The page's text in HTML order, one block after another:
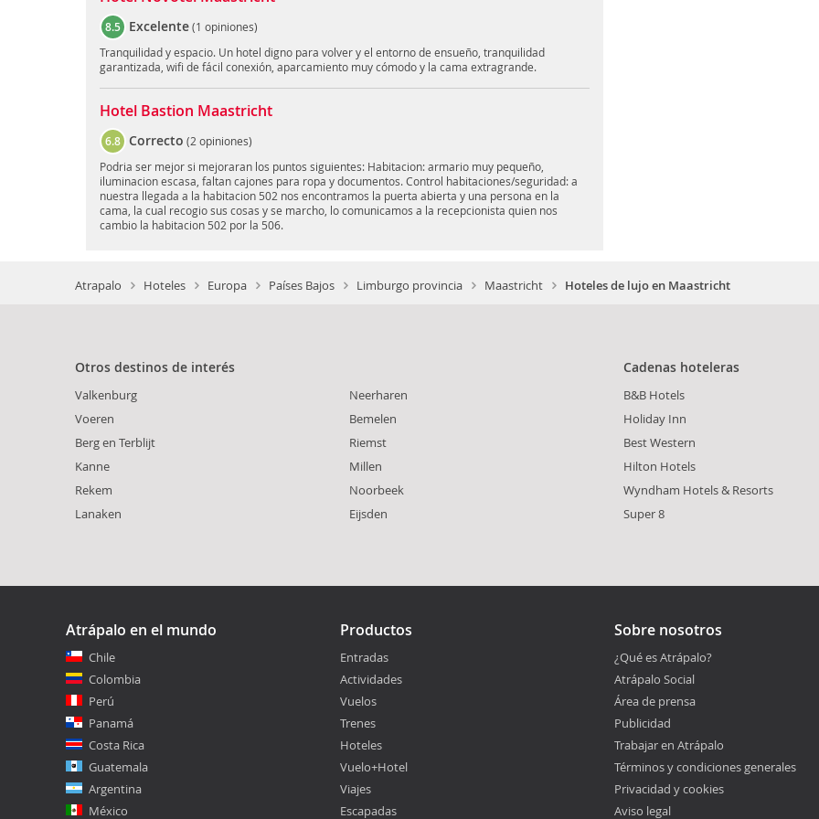
8.5 Excelente(1 opiniones)
Tranquilidad y espacio. Un hotel digno para volver y el entorno de ensueño, tranquilidad
garantizada, wifi de fácil conexión, aparcamiento muy cómodo y la cama extragrande.
Hotel Bastion Maastricht
6.8 Correcto (2 opiniones)
Podria ser mejor si mejoraran los puntos siguientes: Habitacion: armario muy pequeño,
iluminacion escasa, faltan cajones para ropa y documentos. Control habitaciones/seguridad: a
nuestra llegada a la habitacion 502 nos encontramos la puerta abierta y una persona en la
cama, la cual recogio sus cosas y se marcho, lo comunicamos a la recepcionista quien nos
cambio la habitacion 502 por la 506.
Atrapalo Hoteles Europa Países Bajos Limburgo provincia Maastricht Hoteles de lujo en Maastricht
Otros destinos de interés
Valkenburg
Voeren
Berg en Terblijt
Kanne
Rekem
Lanaken
Neerharen
Bemelen
Riemst
Millen
Noorbeek
Eijsden
Cadenas hoteleras
B&B Hotels
Holiday Inn
Best Western
Hilton Hotels
Wyndham Hotels & Resorts
Super 8
Atrápalo en el mundo
Chile
Colombia
Perú
Panamá
Costa Rica
Guatemala
Argentina
México
Productos
Entradas
Actividades
Vuelos
Trenes
Hoteles
Vuelo+Hotel
Viajes
Escapadas
Sobre nosotros
¿Qué es Atrápalo?
Atrápalo Social
Área de prensa
Publicidad
Trabajar en Atrápalo
Términos y condiciones generales
Privacidad y cookies
Aviso legal